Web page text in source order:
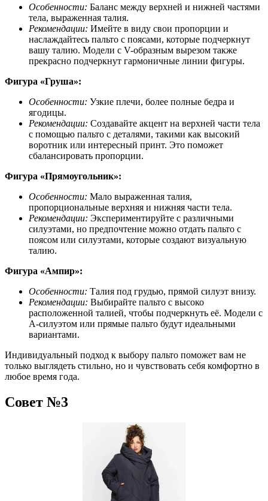
Особенности: Баланс между верхней и нижней частями
тела, выраженная талия.
Рекомендации: Имейте в виду свои пропорции и
наслаждайтесь пальто с поясами, которые подчеркнут
вашу талию. Модели с V-образным вырезом также
прекрасно подчеркнут гармоничные линии фигуры.
Фигура «‎Груша»:
Особенности: Узкие плечи, более полные бедра и
ягодицы.
Рекомендации: Создавайте акцент на верхней части тела
с помощью пальто с деталями, такими как высокий
воротник или интересный принт. Это поможет
сбалансировать пропорции.
Фигура «‎Прямоугольник»:
Особенности: Мало выраженная талия,
пропорциональные верхняя и нижняя части тела.
Рекомендации: Экспериментируйте с различными
силуэтами, но предпочтение можно отдать пальто с
поясом или силуэтами, которые создают визуальную
талию.
Фигура «‎Ампир»:
Особенности: Талия под грудью, прямой силуэт внизу.
Рекомендации: Выбирайте пальто с высоко
расположенной талией, чтобы подчеркнуть её. Модели с
A-силуэтом или прямые пальто будут идеальными
вариантами.
Индивидуальный подход к выбору пальто поможет вам не
только выглядеть стильно, но и чувствовать себя комфортно в
любое время года.
Совет №3